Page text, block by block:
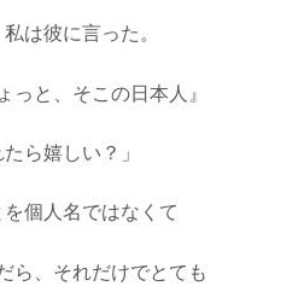
は彼に言った。
っと、そこの日本人』
ら嬉しい？」
を個人名ではなくて
ら、それだけでとても